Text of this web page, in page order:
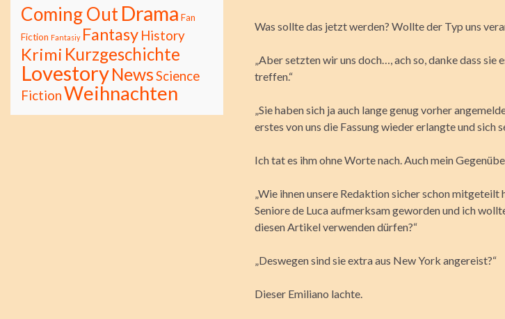
Was sollte das jetzt werden? Wollte der Typ uns
„Aber setzten wir uns doch…, ach so, danke dass sie
treffen.“
„Sie haben sich ja auch lange genug vorher
erstes von uns die Fassung wieder erlangte und sich
Ich tat es ihm ohne Worte nach. Auch mein
„Wie ihnen unsere Redaktion sicher schon
Seniore de Luca aufmerksam geworden und ich
diesen Artikel verwenden dürfen?“
„Deswegen sind sie extra aus New York angereist?“
Dieser Emiliano lachte.
Coming OutDrama Fan
Fiction Fantasiy Fantasy History
Krimi Kurzgeschichte
LovestoryNewsScience
FictionWeihnachten